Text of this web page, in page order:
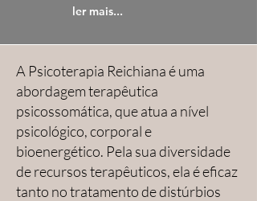
repertório de
compreensão de Mundo
e das PESSOAS.
Foi a Educação e seus
processos que sempre
me guiaram inicialmente,
ler mais...
A Psicoterapia Reichiana é uma
abordagem terapêutica
psicossomática, que atua a nível
psicológico, corporal e
bioenergético. Pela sua diversidade
de recursos terapêuticos, ela é eficaz
tanto no tratamento de distúrbios